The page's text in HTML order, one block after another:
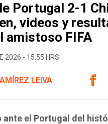
Portugal 2-1
videos y
amistoso FIFA
2026 - 15:55 HRS.
LEIVA
ante el Portugal del